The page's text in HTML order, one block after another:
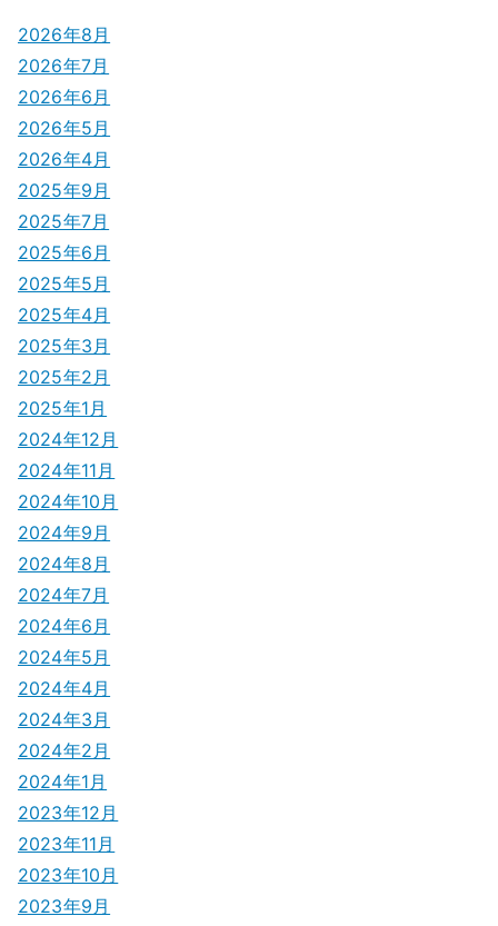
ビ
ゲ
ー
シ
ョ
ン
2026年8月
2026年7月
2026年6月
2026年5月
2026年4月
2025年9月
2025年7月
2025年6月
2025年5月
2025年4月
2025年3月
2025年2月
2025年1月
2024年12月
2024年11月
2024年10月
2024年9月
2024年8月
2024年7月
2024年6月
2024年5月
2024年4月
2024年3月
2024年2月
2024年1月
2023年12月
2023年11月
2023年10月
2023年9月